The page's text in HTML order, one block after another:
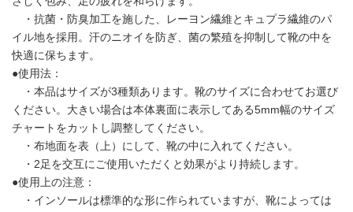
・抗菌・防臭加工を施した、レーヨン繊維とキュプラ繊維のパ
イル地を採用。汗のニオイを防ぎ、菌の繁殖を抑制して靴の中を
快適に保ちます。
●使用法：
・本品はサイズが3種類あります。靴のサイズに合わせてお選び
ください。大きい場合は本体裏面に表示してある5mm幅のサイズ
チャートをカットし調整してください。
・布地面を表（上）にして、靴の中に入れてください。
・2足を交互にご使用いただくと効果がより持続します。
●使用上の注意：
・インソールは標準的な形に作られていますが、靴によっては
English